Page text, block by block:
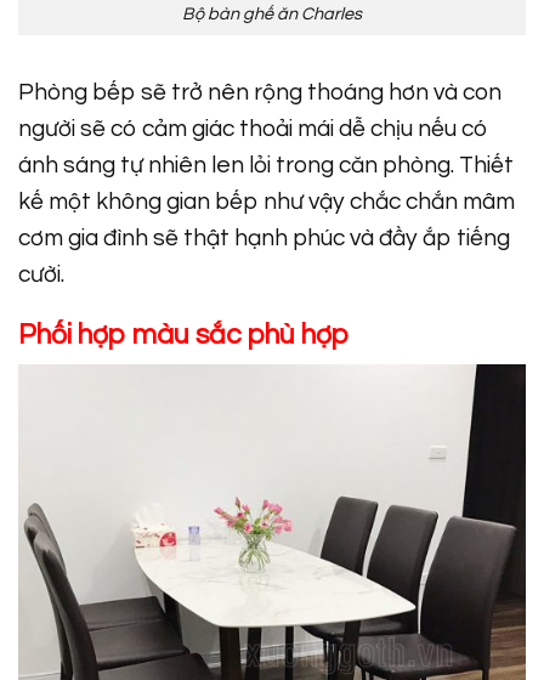
Bộ bàn ghế ăn Charles
Phòng bếp sẽ trở nên rộng thoáng hơn và con
người sẽ có cảm giác thoải mái dễ chịu nếu có
ánh sáng tự nhiên len lỏi trong căn phòng. Thiết
kế một không gian bếp như vậy chắc chắn mâm
cơm gia đình sẽ thật hạnh phúc và đầy ắp tiếng
cười.
Phối hợp màu sắc phù hợp